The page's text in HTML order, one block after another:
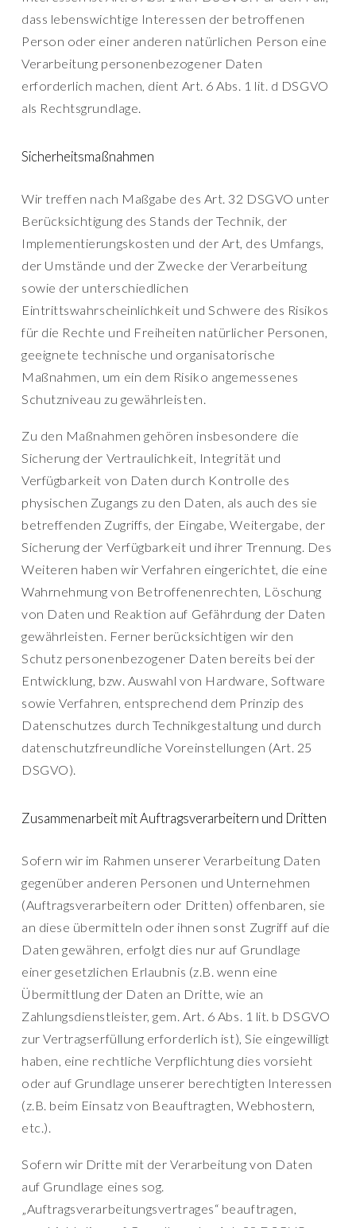
dass lebenswichtige Interessen der betroffenen
Person oder einer anderen natürlichen Person eine
Verarbeitung personenbezogener Daten
erforderlich machen, dient Art. 6 Abs. 1 lit. d DSGVO
als Rechtsgrundlage.
Sicherheitsmaßnahmen
Wir treffen nach Maßgabe des Art. 32 DSGVO unter
Berücksichtigung des Stands der Technik, der
Implementierungskosten und der Art, des Umfangs,
der Umstände und der Zwecke der Verarbeitung
sowie der unterschiedlichen
Eintrittswahrscheinlichkeit und Schwere des Risikos
für die Rechte und Freiheiten natürlicher Personen,
geeignete technische und organisatorische
Maßnahmen, um ein dem Risiko angemessenes
Schutzniveau zu gewährleisten.
Zu den Maßnahmen gehören insbesondere die
Sicherung der Vertraulichkeit, Integrität und
Verfügbarkeit von Daten durch Kontrolle des
physischen Zugangs zu den Daten, als auch des sie
betreffenden Zugriffs, der Eingabe, Weitergabe, der
Sicherung der Verfügbarkeit und ihrer Trennung. Des
Weiteren haben wir Verfahren eingerichtet, die eine
Wahrnehmung von Betroffenenrechten, Löschung
von Daten und Reaktion auf Gefährdung der Daten
gewährleisten. Ferner berücksichtigen wir den
Schutz personenbezogener Daten bereits bei der
Entwicklung, bzw. Auswahl von Hardware, Software
sowie Verfahren, entsprechend dem Prinzip des
Datenschutzes durch Technikgestaltung und durch
datenschutzfreundliche Voreinstellungen (Art. 25
DSGVO).
Zusammenarbeit mit Auftragsverarbeitern und Dritten
Sofern wir im Rahmen unserer Verarbeitung Daten
gegenüber anderen Personen und Unternehmen
(Auftragsverarbeitern oder Dritten) offenbaren, sie
an diese übermitteln oder ihnen sonst Zugriff auf die
Daten gewähren, erfolgt dies nur auf Grundlage
einer gesetzlichen Erlaubnis (z.B. wenn eine
Übermittlung der Daten an Dritte, wie an
Zahlungsdienstleister, gem. Art. 6 Abs. 1 lit. b DSGVO
zur Vertragserfüllung erforderlich ist), Sie eingewilligt
haben, eine rechtliche Verpflichtung dies vorsieht
oder auf Grundlage unserer berechtigten Interessen
(z.B. beim Einsatz von Beauftragten, Webhostern,
etc.).
Sofern wir Dritte mit der Verarbeitung von Daten
auf Grundlage eines sog.
„Auftragsverarbeitungsvertrages“ beauftragen,